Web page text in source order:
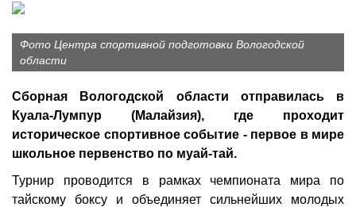
Фото Центра спортивной подготовки Вологодской
области
Сборная Вологодской области отправилась в
Куала-Лумпур (Малайзия), где проходит
историческое спортивное событие - первое в мире
школьное первенство по муай-тай.
Турнир проводится в рамках чемпионата мира по
тайскому боксу и объединяет сильнейших молодых